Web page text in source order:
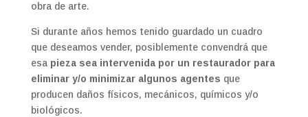
obra de arte.
Si durante años hemos tenido guardado un cuadro
que deseamos vender, posiblemente convendrá que
esa pieza sea intervenida por un restaurador para
eliminar y/o minimizar algunos agentes que
producen daños físicos, mecánicos, químicos y/o
biológicos.